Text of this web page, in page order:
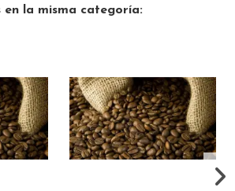
la misma categoría: